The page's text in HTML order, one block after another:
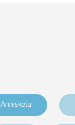
Anniskelu